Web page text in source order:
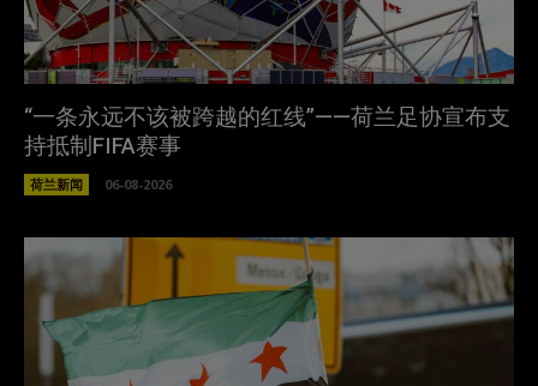
“一条永远不该被跨越的红线”——荷兰足协宣布支
持抵制FIFA赛事
荷兰新闻 06-08-2026